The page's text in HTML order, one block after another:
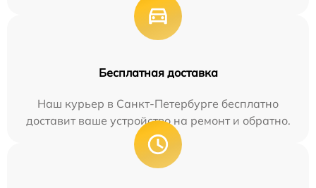
Бесплатная доставка
Наш курьер в Санкт-Петербурге бесплатно
доставит ваше устройство на ремонт и обратно.